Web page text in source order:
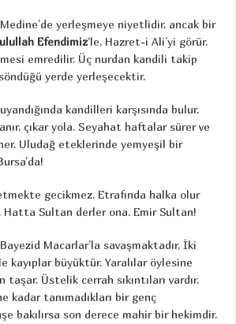
yerleşmeye niyetlidir, ancak bir
Efendimiz‘le, Hazret-i Ali’yi görür.
emredilir. Üç nurdan kandili takip
yerde yerleşecektir.
kandilleri karşısında bulur.
çıkar yola. Seyahat haftalar sürer ve
Uludağ eteklerinde yemyeşil bir
gecikmez. Etrafında halka olur
Hatta Sultan derler ona. Emir Sultan!
Bayezid Macarlar’la savaşmaktadır. İki
kayıplar büyüktür. Yaralılar öylesine
taşar. Üstelik cerrah sıkıntıları vardır.
kadar tanımadıkları bir genç
bakılırsa son derece mahir bir hekimdir.